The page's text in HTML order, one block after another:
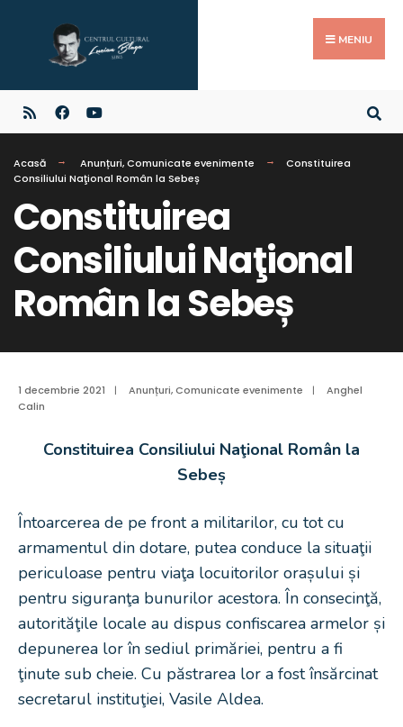
MENIU
Acasă Anunțuri,Comunicate evenimente
Constituirea
Consiliului Naţional Român la Sebeș
Constituirea
Consiliului Naţional
Român la Sebeș
1 decembrie 2021 | Anunțuri,Comunicate evenimente |
Anghel
Calin
Constituirea Consiliului Naţional Român la
Sebeș
Întoarcerea de pe front a militarilor, cu tot cu
armamentul din dotare, putea conduce la situaţii
periculoase pentru viaţa locuitorilor orașului și
pentru siguranţa bunurilor acestora. În consecinţă,
autorităţile locale au dispus confiscarea armelor și
depunerea lor în sediul primăriei, pentru a fi
ţinute sub cheie. Cu păstrarea lor a fost însărcinat
secretarul instituţiei, Vasile Aldea.